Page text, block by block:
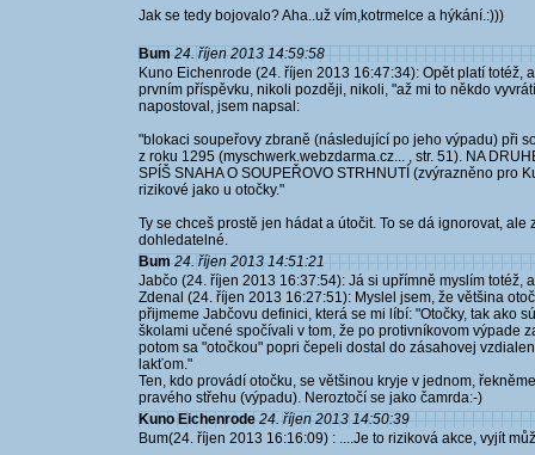
Jak se tedy bojovalo? Aha..už vím,kotrmelce a hýkání.:)))
Bum 24. říjen 2013 14:59:58
Kuno Eichenrode (24. říjen 2013 16:47:34): Opět platí totéž,
prvním příspěvku, nikoli později, nikoli, "až mi to někdo
napostoval, jsem napsal:
"blokaci soupeřovy zbraně (následující po jeho výpadu) při
z roku 1295 (myschwerk.webzdarma.cz... , str. 51). NA
SPÍŠ SNAHA O SOUPEŘOVO STRHNUTÍ (zvýrazněno pro
rizikové jako u otočky."
Ty se chceš prostě jen hádat a útočit. To se dá ignorovat,
dohledatelné.
Bum 24. říjen 2013 14:51:21
Jabčo (24. říjen 2013 16:37:54): Já si upřímně myslím totéž,
Zdenal (24. říjen 2013 16:27:51): Myslel jsem, že většina
přijmeme Jabčovu definici, která se mi líbí: "Otočky, tak ako
školami učené spočívali v tom, že po protivníkovom výpade
potom sa "otočkou" popri čepeli dostal do zásahovej
lakťom."
Ten, kdo provádí otočku, se většinou kryje v jednom,
pravého střehu (výpadu). Neroztočí se jako čamrda:-)
Kuno Eichenrode 24. říjen 2013 14:50:39
Bum(24. říjen 2013 16:16:09) : ....Je to riziková akce, vyjít